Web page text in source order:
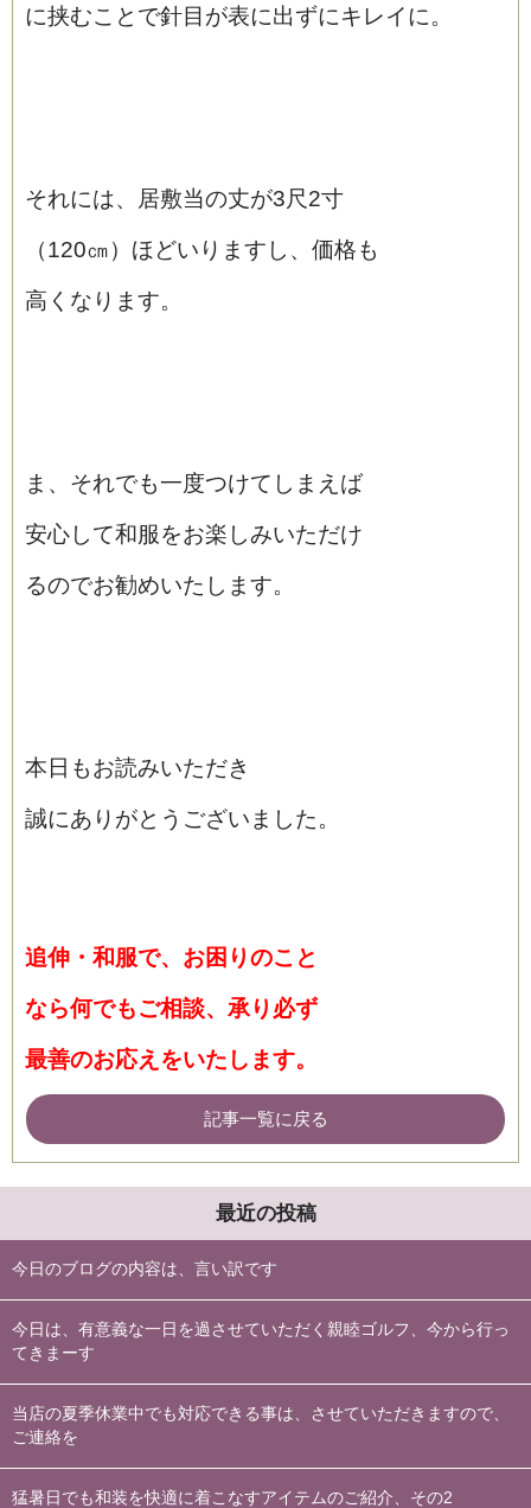
に挟むことで針目が表に出ずにキレイに。
それには、居敷当の丈が3尺2寸
（120㎝）ほどいりますし、価格も
高くなります。
ま、それでも一度つけてしまえば
安心して和服をお楽しみいただけ
るのでお勧めいたします。
本日もお読みいただき
誠にありがとうございました。
追伸・和服で、お困りのこと
なら何でもご相談、承り必ず
最善のお応えをいたします。
記事一覧に戻る
最近の投稿
今日のブログの内容は、言い訳です
今日は、有意義な一日を過させていただく親睦ゴルフ、今から行っ
てきまーす
当店の夏季休業中でも対応できる事は、させていただきますので、
ご連絡を
猛暑日でも和装を快適に着こなすアイテムのご紹介、その2